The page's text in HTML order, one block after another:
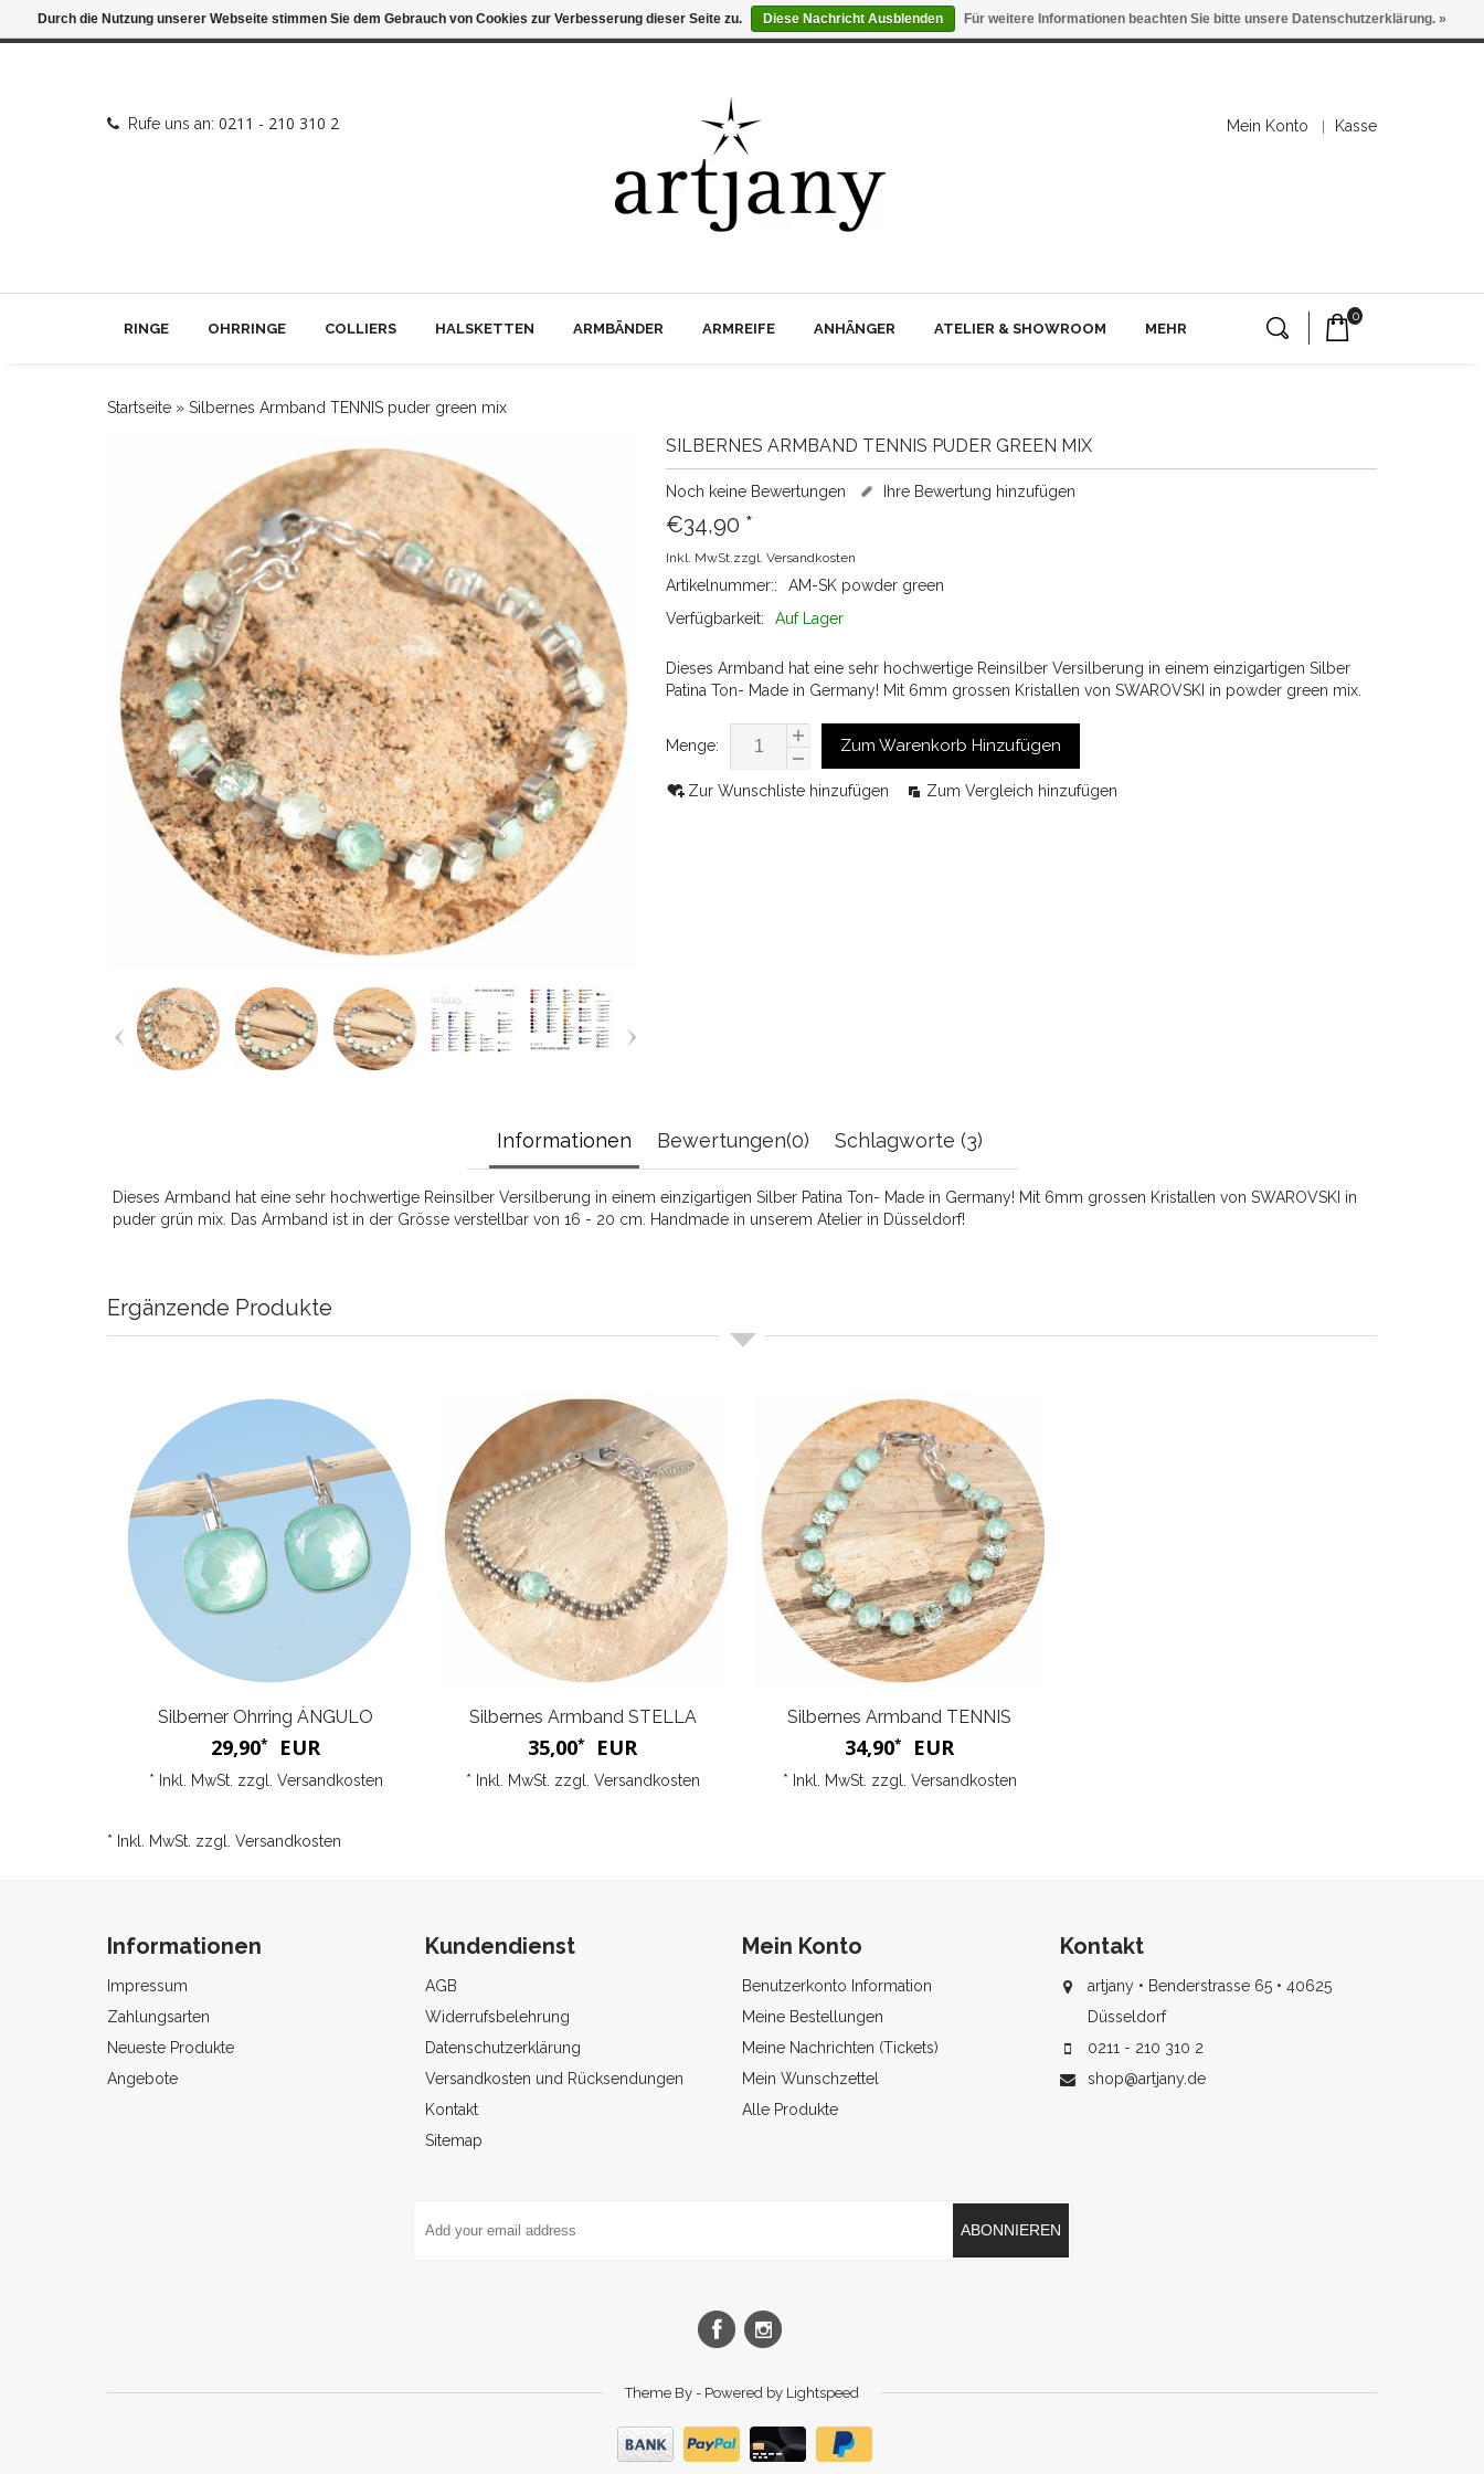
Rufe uns an: 0211 - 210 310 2 Mein Konto Kasse
RINGE OHRRINGE COLLIERS HALSKETTEN ARMBÄNDER ARMREIFE ANHÄNGER ATELIER & SHOWROOM MEHR
0
Startseite » Silbernes Armband TENNIS puder green mix
SILBERNES ARMBAND TENNIS PUDER GREEN MIX
Noch keine Bewertungen Ihre Bewertung hinzufügen
€34,90 *
Inkl. MwSt.zzgl. Versandkosten
Artikelnummer::
AM-SK powder green
Verfügbarkeit:
Auf Lager
Dieses Armband hat eine sehr hochwertige Reinsilber Versilberung in einem einzigartigen Silber
Patina Ton- Made in Germany! Mit 6mm grossen Kristallen von SWAROVSKI in powder green mix.
Menge: Zum Warenkorb Hinzufügen
Zur Wunschliste hinzufügen Zum Vergleich hinzufügen
Informationen Bewertungen(0) Schlagworte (3)
Dieses Armband hat eine sehr hochwertige Reinsilber Versilberung in einem einzigartigen Silber Patina Ton- Made in Germany! Mit 6mm grossen Kristallen von SWAROVSKI in
puder grün mix. Das Armband ist in der Grösse verstellbar von 16 - 20 cm. Handmade in unserem Atelier in Düsseldorf!
Ergänzende Produkte
Silberner Ohrring ÁNGULO
29,90* EUR
* Inkl. MwSt. zzgl. Versandkosten
Silbernes Armband STELLA
35,00* EUR
* Inkl. MwSt. zzgl. Versandkosten
Silbernes Armband TENNIS
34,90* EUR
* Inkl. MwSt. zzgl. Versandkosten
* Inkl. MwSt. zzgl. Versandkosten
Informationen
Impressum
Zahlungsarten
Neueste Produkte
Angebote
Kundendienst
AGB
Widerrufsbelehrung
Datenschutzerklärung
Versandkosten und Rücksendungen
Kontakt
Sitemap
Mein Konto
Benutzerkonto Information
Meine Bestellungen
Meine Nachrichten (Tickets)
Mein Wunschzettel
Alle Produkte
Kontakt
artjany • Benderstrasse 65 • 40625
Düsseldorf
0211 - 210 310 2
shop@artjany.de
ABONNIEREN
Theme By - Powered by Lightspeed
Durch die Nutzung unserer Webseite stimmen Sie dem Gebrauch von Cookies zur Verbesserung dieser Seite zu. Diese Nachricht Ausblenden Für weitere Informationen beachten Sie bitte unsere Datenschutzerklärung. »